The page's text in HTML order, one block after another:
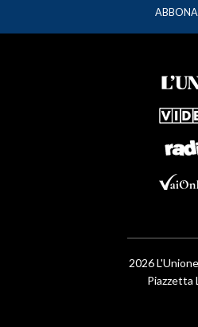
2026
Piazzetta